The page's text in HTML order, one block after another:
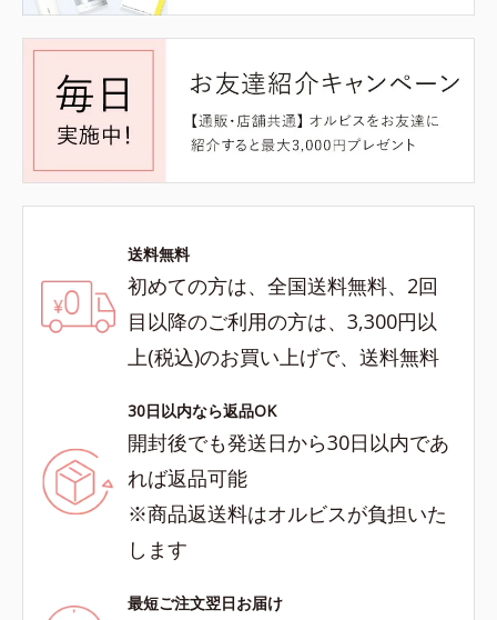
送料無料
初めての方は、全国送料無料、2回
目以降のご利用の方は、3,300円以
上(税込)のお買い上げで、送料無料
30日以内なら返品OK
開封後でも発送日から30日以内であ
れば返品可能
※商品返送料はオルビスが負担いた
します
最短ご注文翌日お届け